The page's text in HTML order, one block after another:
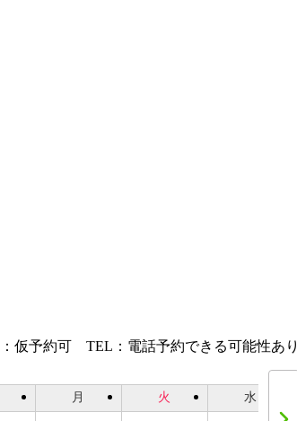
：仮予約可 TEL：電話予約できる可能性あり
月 火 水